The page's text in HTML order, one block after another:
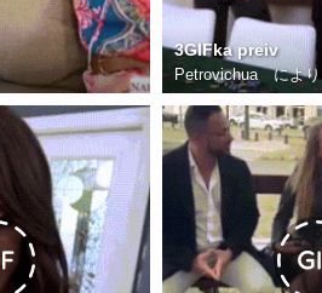
3GIFka preiv
Petrovichuaにより